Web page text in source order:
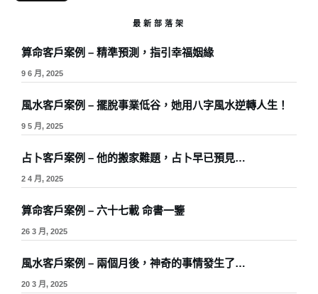
最新部落架
算命客戶案例 – 精準預測，指引幸福姻緣
9 6 月, 2025
風水客戶案例 – 擺脫事業低谷，她用八字風水逆轉人生！
9 5 月, 2025
占卜客戶案例 – 他的搬家難題，占卜早已預見…
2 4 月, 2025
算命客戶案例 – 六十七載 命書一鑒
26 3 月, 2025
風水客戶案例 – 兩個月後，神奇的事情發生了…
20 3 月, 2025